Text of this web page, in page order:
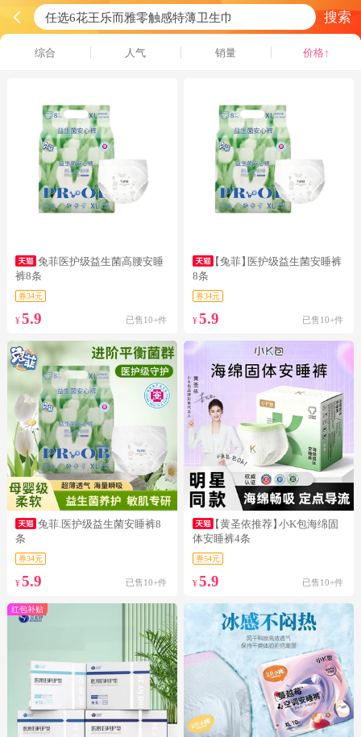
搜索
综合 人气 销量 价格↑
兔菲医护级益生菌高腰安睡
裤8条
券34元
¥ 5.9 已售10+件
【兔菲】医护级益生菌安睡裤
8条
券34元
¥5.9 已售10+件
兔菲.医护级益生菌安睡裤8
条
券34元
¥ 5.9 已售10+件
【黄圣依推荐】小K包海绵固
体安睡裤4条
券54元
¥5.9 已售10+件
红包补贴